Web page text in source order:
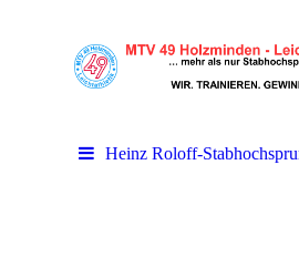
Heinz Roloff-